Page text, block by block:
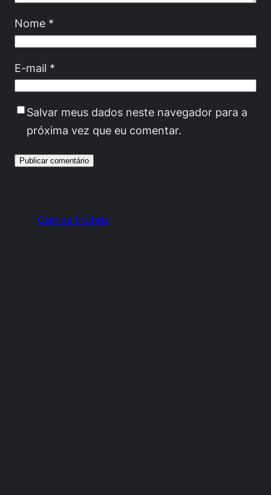
Nome *
E-mail *
Salvar meus dados neste navegador para a
próxima vez que eu comentar.
Carros Inúteis